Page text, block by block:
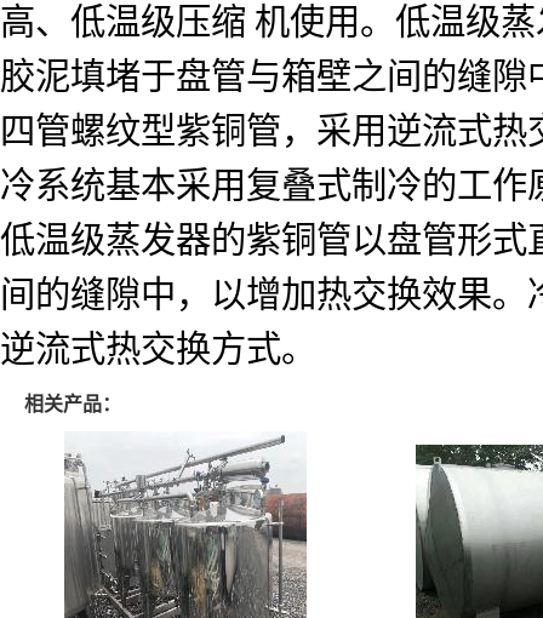
高、低温级压缩 机使用。低温级
胶泥填堵于盘管与箱壁之间的缝
四管螺纹型紫铜管，采用逆流式
冷系统基本采用复叠式制冷的工
低温级蒸发器的紫铜管以盘管形
间的缝隙中，以增加热交换效果
逆流式热交换方式。
相关产品：